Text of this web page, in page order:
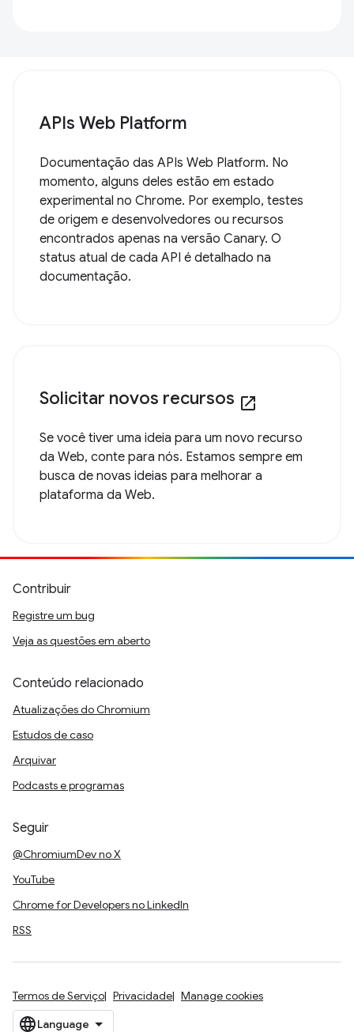
APIs Web Platform
Documentação das APIs Web Platform. No
momento, alguns deles estão em estado
experimental no Chrome. Por exemplo, testes
de origem e desenvolvedores ou recursos
encontrados apenas na versão Canary. O
status atual de cada API é detalhado na
documentação.
Solicitar novos recursos open_in_new
Se você tiver uma ideia para um novo recurso
da Web, conte para nós. Estamos sempre em
busca de novas ideias para melhorar a
plataforma da Web.
Contribuir
Registre um bug
Veja as questões em aberto
Conteúdo relacionado
Atualizações do Chromium
Estudos de caso
Arquivar
Podcasts e programas
Seguir
@ChromiumDev no X
YouTube
Chrome for Developers no LinkedIn
RSS
Termos de Serviço Privacidade Manage cookies